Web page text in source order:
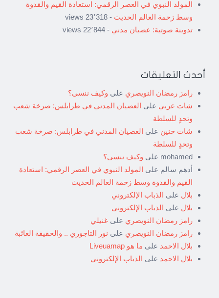
المولد النبوي في العصر الرقمي: استعادة القيم والقدوة
وسط زحمة العالم الحديث - 23٬318 views
تدوينة صوتية: عصيان مدني - 22٬844 views
أحدث التعليقات
رامز رمضان النويصري على وكيف ننسى؟
شات عربي على العصيان المدني في طرابلس: صرخة شعب
وتحدٍ للسلطة
شات حنين على العصيان المدني في طرابلس: صرخة شعب
وتحدٍ للسلطة
mohamed على وكيف ننسى؟
أدهم سالم على المولد النبوي في العصر الرقمي: استعادة
القيم والقدوة وسط زحمة العالم الحديث
بلال على الذباب الإلكتروني
بلال على الذباب الإلكتروني
رامز رمضان النويصري على غنيلي
رامز رمضان النويصري على نور التاجوري .. والحقيقة الغائبة
بلال الاحمد على ما هو Liveuamap
بلال الاحمد على الذباب الإلكتروني